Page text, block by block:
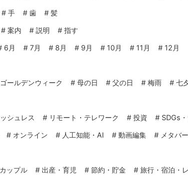
# 手 # 歯 # 髪
# 案内 # 説明 # 指す
6月 # 7月 # 8月 # 9月 # 10月 # 11月 # 12月
ゴールデンウィーク # 母の日 # 父の日 # 梅雨 # 七
シュレス # リモート・テレワーク # 投資 # SDGs
# オンライン # 人工知能・AI # 動画編集 # メタバ
ップル # 出産・育児 # 節約・貯金 # 旅行・宿泊・